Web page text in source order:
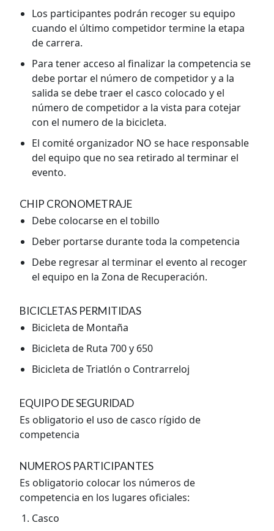
Los participantes podrán recoger su equipo
cuando el último competidor termine la etapa
de carrera.
Para tener acceso al finalizar la competencia se
debe portar el número de competidor y a la
salida se debe traer el casco colocado y el
número de competidor a la vista para cotejar
con el numero de la bicicleta.
El comité organizador NO se hace responsable
del equipo que no sea retirado al terminar el
evento.
CHIP CRONOMETRAJE
Debe colocarse en el tobillo
Deber portarse durante toda la competencia
Debe regresar al terminar el evento al recoger
el equipo en la Zona de Recuperación.
BICICLETAS PERMITIDAS
Bicicleta de Montaña
Bicicleta de Ruta 700 y 650
Bicicleta de Triatlón o Contrarreloj
EQUIPO DE SEGURIDAD
Es obligatorio el uso de casco rígido de
competencia
NUMEROS PARTICIPANTES
Es obligatorio colocar los números de
competencia en los lugares oficiales:
Casco